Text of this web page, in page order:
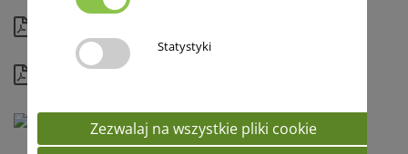
Statystyki
Zezwalaj na wszystkie pliki cookie